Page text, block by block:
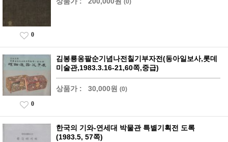
0
김봉룡옹팔순기념나전칠기부자전(동아일보사,롯데
미술관,1983.3.16-21,60쪽,중급)
상품가 : 30,000원 (0)
0
한국의 기와-연세대 박물관 특별기획전 도록
(1983.5, 57쪽)